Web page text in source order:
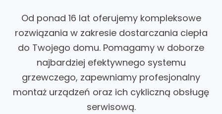
Od ponad 16 lat oferujemy kompleksowe
rozwiązania w zakresie dostarczania ciepła
do Twojego domu. Pomagamy w doborze
najbardziej efektywnego systemu
grzewczego, zapewniamy profesjonalny
montaż urządzeń oraz ich cykliczną obsługę
serwisową.